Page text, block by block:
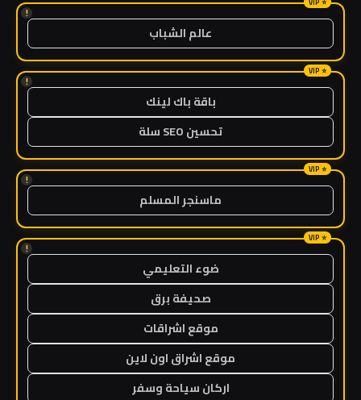
!
عالم الشباب
!
باقة باك لينك
تحسين SEO سلة
!
ماسنجر المسلم
!
ضوء التعليمي
صحيفة برق
موقع اشراقات
موقع اشراق اون لاين
اركان سياحة وسفر